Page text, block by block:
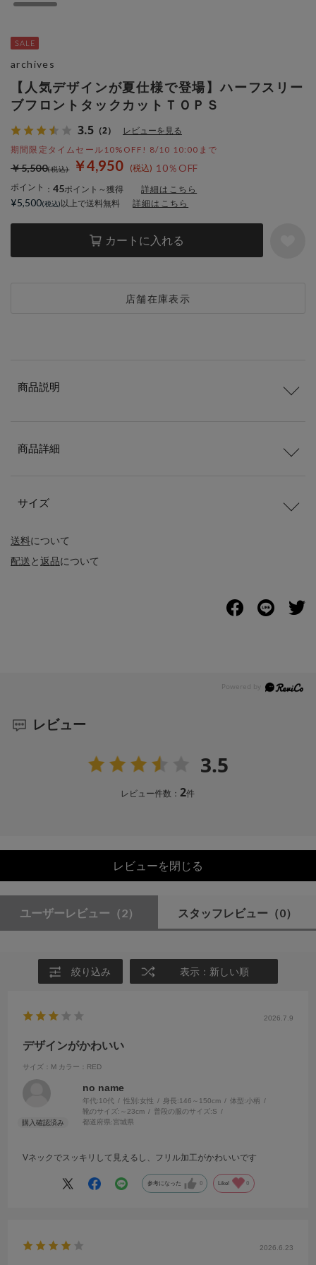
【人気デザインが夏仕様で登場】ハーフスリー
ブフロントタックカットＴＯＰＳ
3.5 （2） レビューを見る
期間限定タイムセール10%OFF! 8/10 10:00まで
￥4,950 10％OFF
￥5,500
ポイント ： 45ポイント～獲得 詳細はこちら
カートに入れる
店舗在庫表示
archives
¥5,500 以上で送料無料 詳細はこちら
送料について
配送と返品について
商品説明
商品詳細
サイズ
レビュー
3.5
レビュー件数：2件
レビューを閉じる
ユーザーレビュー （2） スタッフレビュー （0）
絞り込み 表示：新しい順
2026.7.9
デザインがかわいい
サイズ：M カラー：RED
no name
年代:10代 性別:女性 身長:146～150cm 体型:小柄
靴のサイズ: ～23cm 普段の服のサイズ:S
都道府県:宮城県
Vネックでスッキリして見えるし、フリル加工がかわいいです
参考になった 0 Like! 0
2026.6.23